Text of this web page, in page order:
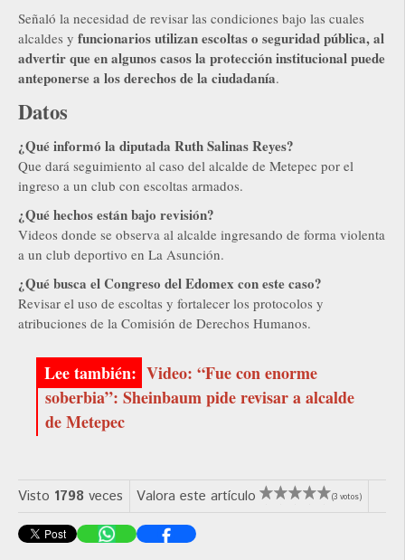
Señaló la necesidad de revisar las condiciones bajo las cuales
alcaldes y funcionarios utilizan escoltas o seguridad pública, al
advertir que en algunos casos la protección institucional puede
anteponerse a los derechos de la ciudadanía.
Datos
¿Qué informó la diputada Ruth Salinas Reyes?
Que dará seguimiento al caso del alcalde de Metepec por el
ingreso a un club con escoltas armados.
¿Qué hechos están bajo revisión?
Videos donde se observa al alcalde ingresando de forma violenta
a un club deportivo en La Asunción.
¿Qué busca el Congreso del Edomex con este caso?
Revisar el uso de escoltas y fortalecer los protocolos y
atribuciones de la Comisión de Derechos Humanos.
Video: “Fue con enorme
soberbia”: Sheinbaum pide revisar a alcalde
de Metepec
Visto 1798 veces Valora este artículo (3 votos)